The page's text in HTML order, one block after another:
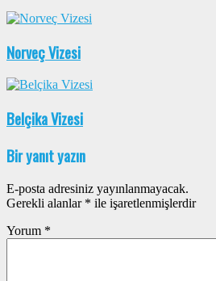
Norveç Vizesi
Belçika Vizesi
Bir yanıt yazın
E-posta adresiniz yayınlanmayacak.
Gerekli alanlar * ile işaretlenmişlerdir
Yorum *